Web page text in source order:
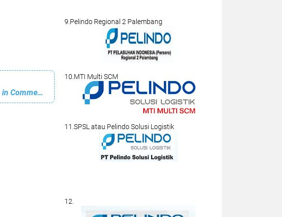
IPC TPK Promotes a Culture of Safety Awareness in Warakas, in Commemoration of National Occupational Health and Safety Month 2026
9.Pelindo Regional 2 Palembang
10.MTI Multi SCM
11.SPSL atau Pelindo Solusi Logistik
12.